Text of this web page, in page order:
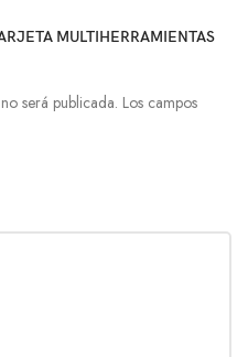
MULTIHERRAMIENTAS
será publicada. Los campos